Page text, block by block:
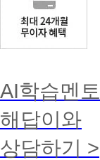
AI학습멘토
해답이와
상담하기 >